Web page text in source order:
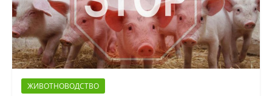
ЖИВОТНОВОДСТВО